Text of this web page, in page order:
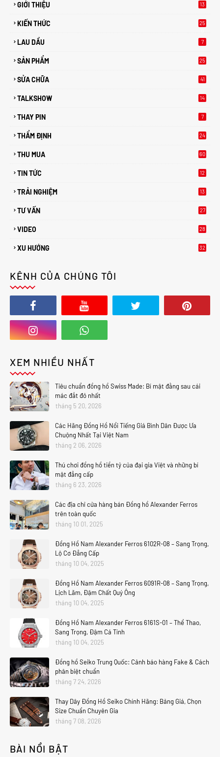
GIỚI THIỆU 13
KIẾN THỨC
25
LAU DẦU 7
SẢN PHẨM 25
SỬA CHỮA 41
TALKSHOW 14
THAY PIN 7
THẨM ĐỊNH 24
THU MUA 60
TIN TỨC 12
TRẢI NGHIỆM 13
TƯ VẤN
27
VIDEO 28
XU HƯỚNG
32
KÊNH CỦA CHÚNG TÔI
XEM NHIỀU NHẤT
Tiêu chuẩn đồng hồ Swiss Made: Bí mật đằng sau cái
mác đắt đỏ nhất
tháng 5 20, 2026
Các Hãng Đồng Hồ Nổi Tiếng Giá Bình Dân Được Ưa
Chuộng Nhất Tại Việt Nam
tháng 2 06, 2026
Thú chơi đồng hồ tiền tỷ của đại gia Việt và những bí
mật đẳng cấp
tháng 6 23, 2026
Các địa chỉ cửa hàng bán Đồng hồ Alexander Ferros
trên toàn quốc
tháng 10 01, 2025
Đồng Hồ Nam Alexander Ferros 6102R-08 – Sang Trọng,
Lộ Cơ Đẳng Cấp
tháng 10 04, 2025
Đồng Hồ Nam Alexander Ferros 6091R-08 – Sang Trọng,
Lịch Lãm, Đậm Chất Quý Ông
tháng 10 04, 2025
Đồng Hồ Nam Alexander Ferros 6161S-01 – Thể Thao,
Sang Trọng, Đậm Cá Tính
tháng 10 04, 2025
Đồng hồ Seiko Trung Quốc: Cảnh báo hàng Fake & Cách
phân biệt chuẩn
tháng 7 24, 2026
Thay Dây Đồng Hồ Seiko Chính Hãng: Bảng Giá, Chọn
Size Chuẩn Chuyên Gia
tháng 7 08, 2026
BÀI NỔI BẬT